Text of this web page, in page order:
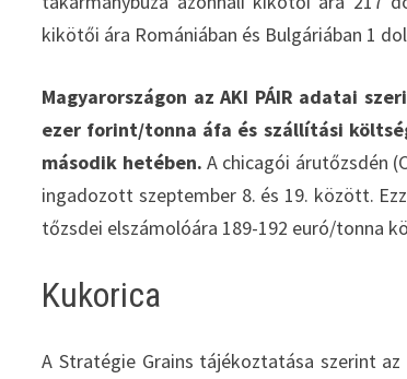
kikötői ára Romániában és Bulgáriában 1
Magyarországon az AKI PÁIR adatai
ezer forint/tonna áfa és szállítási
második hetében. A chicagói árutőzsdén
ingadozott szeptember 8. és 19. között.
tőzsdei elszámolóára 189-192 euró/tonna
Kukorica
A Stratégie Grains tájékoztatása szerint